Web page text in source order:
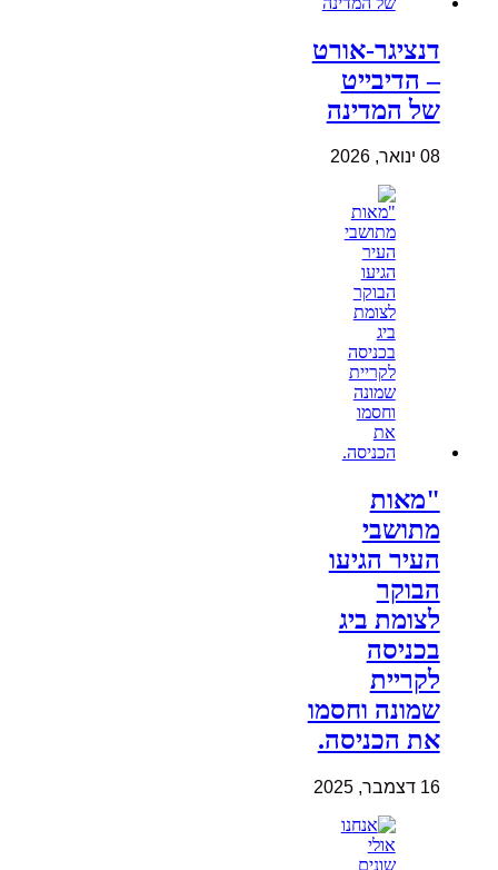
דנציגר-אורט
– הדיבייט
של המדינה
08 ינואר, 2026
"מאות
מתושבי
העיר הגיעו
הבוקר
לצומת ביג
בכניסה
לקריית
שמונה וחסמו
את הכניסה.
16 דצמבר, 2025